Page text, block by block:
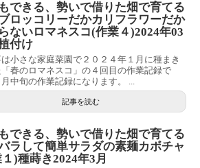
できる、勢いで借りた畑で育てる
ロッコリーだかカリフラワーだか
ないロマネスコ(作業４)2024年03
付け
小さな家庭菜園で２０２４年１月に種まき
春のロマネスコ」の４回目の作業記録で
中旬の作業記録になります。 ...
記事を読む
できる、勢いで借りた畑で育てる
ラして簡単サラダの素麺カボチャ
)種蒔き2024年3月